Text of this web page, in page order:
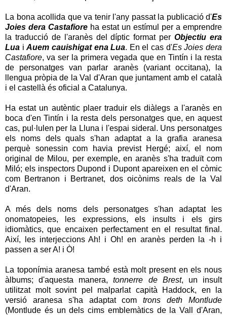
La bona acollida que va tenir l'any passat la publicació d'Es
Joies dera Castafiore ha estat un estímul per a emprendre
la traducció de l'aranès del díptic format perObjectiu era
Lua iAuem cauishigat ena Lua. En el cas d'Es Joies dera
Castafiore, va ser la primera vegada que en Tintín i la resta
de personatges van parlar aranès (variant occitana), la
llengua pròpia de la Val d'Aran que juntament amb el català
i el castellà és oficial a Catalunya.
Ha estat un autèntic plaer traduir els diàlegs a l'aranès en
boca d'en Tintín i la resta dels personatges que, en aquest
cas, pul·lulen per la Lluna i l'espai sideral. Uns personatges
els noms dels quals s'han adaptat a la grafia aranesa
perquè sonessin com havia previst Hergé; així, el nom
original de Milou, per exemple, en aranès s'ha traduït com
Miló; els inspectors Dupond i Dupont apareixen en el còmic
com Bertranon i Bertranet, dos oicònims reals de la Val
d'Aran.
A més dels noms dels personatges s'han adaptat les
onomatopeies, les expressions, els insults i els girs
idiomàtics, que encaixen perfectament en el resultat final.
Així, les interjeccions Ah! i Oh! en aranès perden la -h i
passen a ser A! i Ò!
La toponímia aranesa també està molt present en els nous
àlbums; d'aquesta manera,tonnerre de Brest, un insult
utilitzat molt sovint pel malparlat capità Haddock, en la
versió aranesa s'ha adaptat comtrons deth Montlude
(Montlude és un dels cims emblemàtics de la Vall d'Aran,